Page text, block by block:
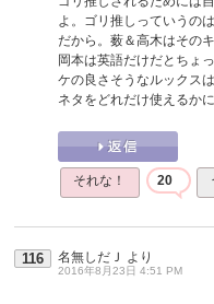
よ。ゴリ推しっていうの
だから。薮＆高木はその
岡本は英語だけだとちょ
ケの良さそうなルックス
ネタをどれだけ使えるか
それな！ 20
116 名無しだＪ より
2016年8月23日 4:51 PM